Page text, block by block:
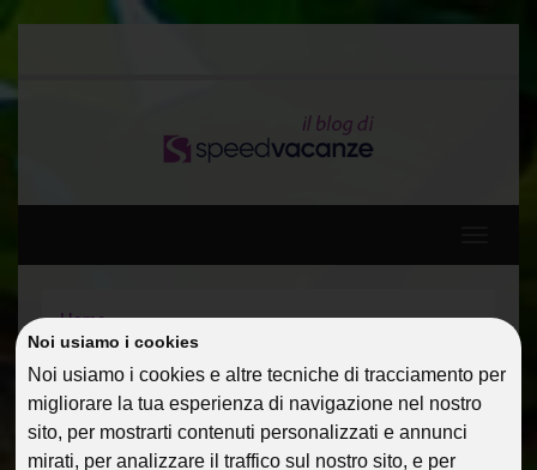
Noi usiamo i cookies
Noi usiamo i cookies e altre tecniche di tracciamento per
migliorare la tua esperienza di navigazione nel nostro
sito, per mostrarti contenuti personalizzati e annunci
mirati, per analizzare il traffico sul nostro sito, e per
Home
Diario di viaggio: Spagna, Baleari e Francia a bordo di
MSC DIVINA 5*